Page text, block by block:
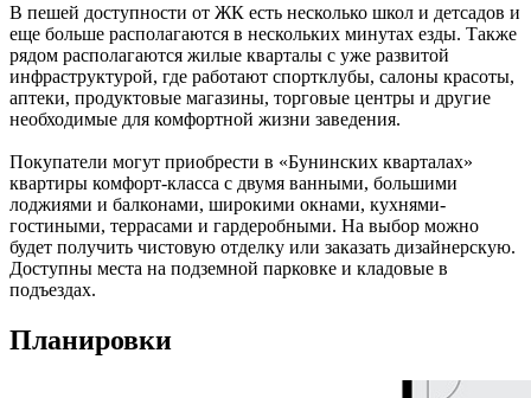
В пешей доступности от ЖК есть несколько школ и детсадов и
еще больше располагаются в нескольких минутах езды. Также
рядом располагаются жилые кварталы с уже развитой
инфраструктурой, где работают спортклубы, салоны красоты,
аптеки, продуктовые магазины, торговые центры и другие
необходимые для комфортной жизни заведения.
Покупатели могут приобрести в «Бунинских кварталах»
квартиры комфорт-класса с двумя ванными, большими
лоджиями и балконами, широкими окнами, кухнями-
гостиными, террасами и гардеробными. На выбор можно
будет получить чистовую отделку или заказать дизайнерскую.
Доступны места на подземной парковке и кладовые в
подъездах.
Планировки